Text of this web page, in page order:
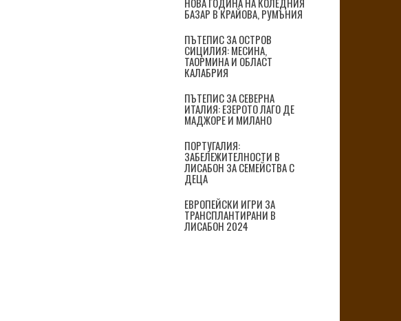
БАЗАР В КРАЙОВА, РУМЪНИЯ
ПЪТЕПИС ЗА ОСТРОВ
СИЦИЛИЯ: МЕСИНА,
ТАОРМИНА И ОБЛАСТ
КАЛАБРИЯ
ПЪТЕПИС ЗА СЕВЕРНА
ИТАЛИЯ: ЕЗЕРОТО ЛАГО ДЕ
МАДЖОРЕ И МИЛАНО
ПОРТУГАЛИЯ:
ЗАБЕЛЕЖИТЕЛНОСТИ В
ЛИСАБОН ЗА СЕМЕЙСТВА С
ДЕЦА
ЕВРОПЕЙСКИ ИГРИ ЗА
ТРАНСПЛАНТИРАНИ В
ЛИСАБОН 2024